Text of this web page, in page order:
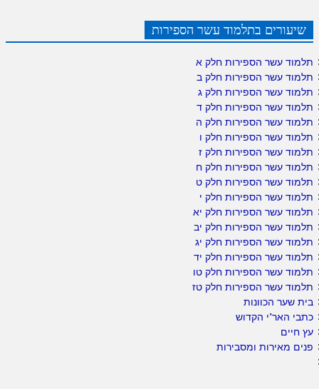
שיעורים בתלמוד עשר הספירות
תלמוד עשר הספירות חלק א
תלמוד עשר הספירות חלק ב
תלמוד עשר הספירות חלק ג
תלמוד עשר הספירות חלק ד
תלמוד עשר הספירות חלק ה
תלמוד עשר הספירות חלק ו
תלמוד עשר הספירות חלק ז
תלמוד עשר הספירות חלק ח
תלמוד עשר הספירות חלק ט
תלמוד עשר הספירות חלק י
תלמוד עשר הספירות חלק יא
תלמוד עשר הספירות חלק יב
תלמוד עשר הספירות חלק יג
תלמוד עשר הספירות חלק יד
תלמוד עשר הספירות חלק טו
תלמוד עשר הספירות חלק טז
בית שער הכוונות
כתבי האר"י הקדוש
עץ חיים
פנים מאירות ומסבירות